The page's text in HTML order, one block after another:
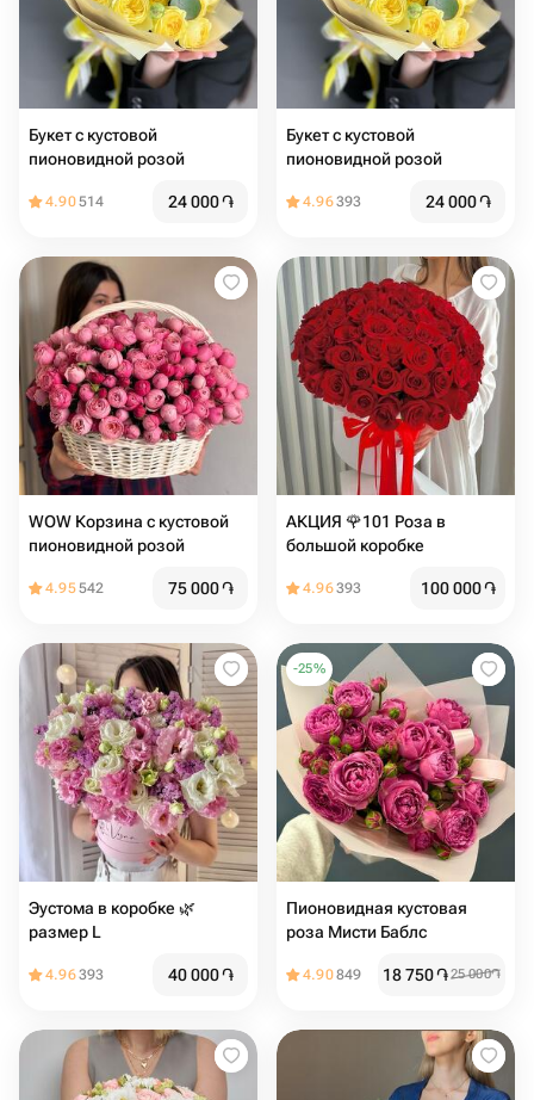
Букет с кустовой
пионовидной розой
4.90514 24 000֏
Букет с кустовой
пионовидной розой
4.96393 24 000֏
WOW Корзина с кустовой
пионовидной розой
4.95542 75 000֏
АКЦИЯ 🌹101 Роза в
большой коробке
4.96393 100 000֏
Эустома в коробке 🌿
размер L
4.96393 40 000֏
-25%
Пионовидная кустовая
роза Мисти Баблс
4.90849 18 750֏25 000֏